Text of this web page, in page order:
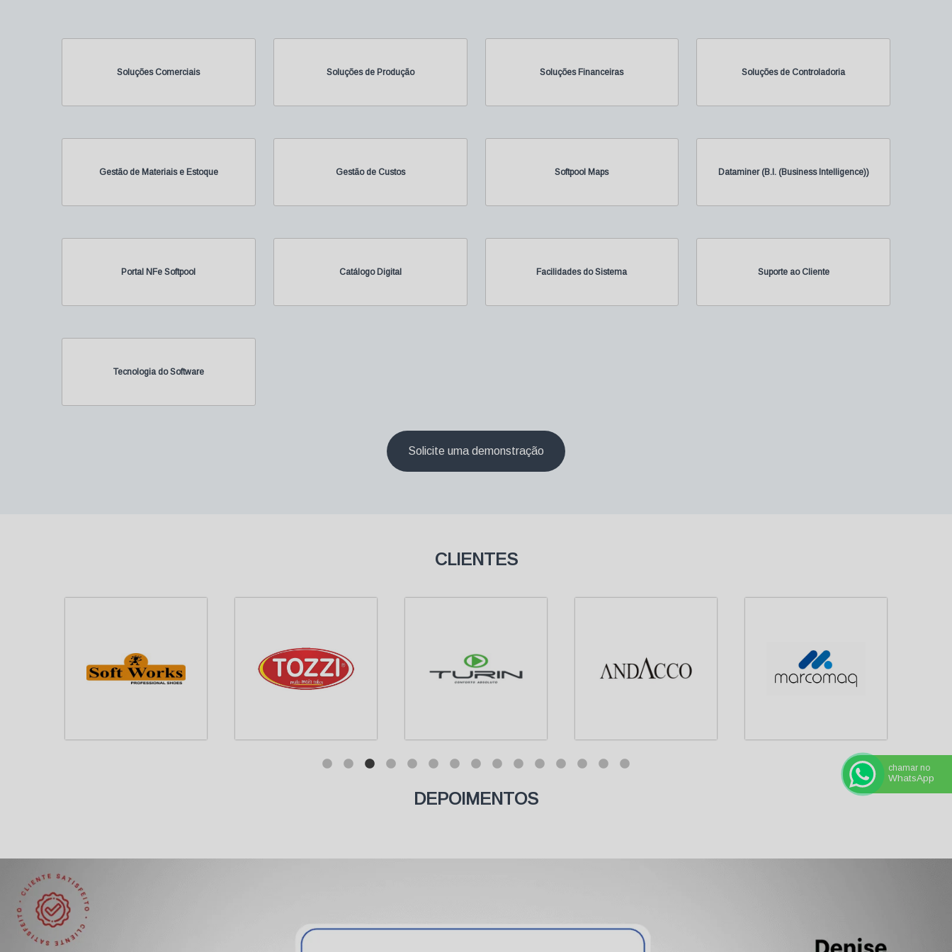
Soluções Comerciais Soluções de Produção Soluções Financeiras Soluções de Controladoria
Gestão de Materiais e Estoque Gestão de Custos Softpool Maps Dataminer (B.I. (Business Intelligence))
Portal NFe Softpool Catálogo Digital Facilidades do Sistema Suporte ao Cliente
Tecnologia do Software
Solicite uma demonstração
CLIENTES
DEPOIMENTOS
chamar no
WhatsApp